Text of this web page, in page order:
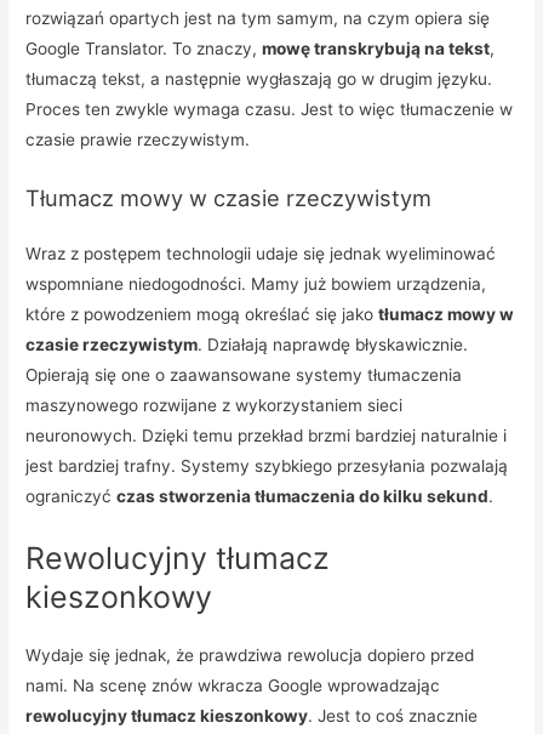
rozwiązań opartych jest na tym samym, na czym opiera się
Google Translator. To znaczy,mowę transkrybują na tekst,
tłumaczą tekst, a następnie wygłaszają go w drugim języku.
Proces ten zwykle wymaga czasu. Jest to więc tłumaczenie w
czasie prawie rzeczywistym.
Tłumacz mowy w czasie rzeczywistym
Wraz z postępem technologii udaje się jednak wyeliminować
wspomniane niedogodności. Mamy już bowiem urządzenia,
które z powodzeniem mogą określać się jakotłumacz mowy w
czasie rzeczywistym. Działają naprawdę błyskawicznie.
Opierają się one o zaawansowane systemy tłumaczenia
maszynowego rozwijane z wykorzystaniem sieci
neuronowych. Dzięki temu przekład brzmi bardziej naturalnie i
jest bardziej trafny. Systemy szybkiego przesyłania pozwalają
ograniczyćczas stworzenia tłumaczenia do kilku sekund.
Rewolucyjny tłumacz
kieszonkowy
Wydaje się jednak, że prawdziwa rewolucja dopiero przed
nami. Na scenę znów wkracza Google wprowadzając
rewolucyjny tłumacz kieszonkowy. Jest to coś znacznie